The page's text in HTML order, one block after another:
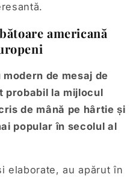
americană
de mesaj de
probabil la mijlocul
de mână pe hârtie și
popular în secolul al
elaborate, au apărut în